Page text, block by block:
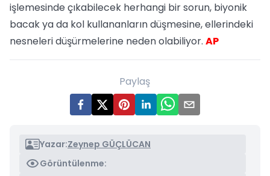
işlemesinde çıkabilecek herhangi bir sorun, biyonik
bacak ya da kol kullananların düşmesine, ellerindeki
nesneleri düşürmelerine neden olabiliyor. AP
Paylaş
Yazar:Zeynep GÜÇLÜCAN
Görüntülenme: